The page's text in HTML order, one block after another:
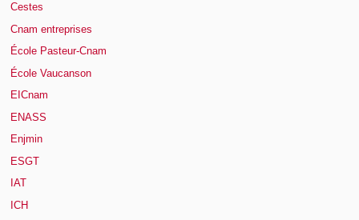
Cestes
Cnam entreprises
École Pasteur-Cnam
École Vaucanson
EICnam
ENASS
Enjmin
ESGT
IAT
ICH